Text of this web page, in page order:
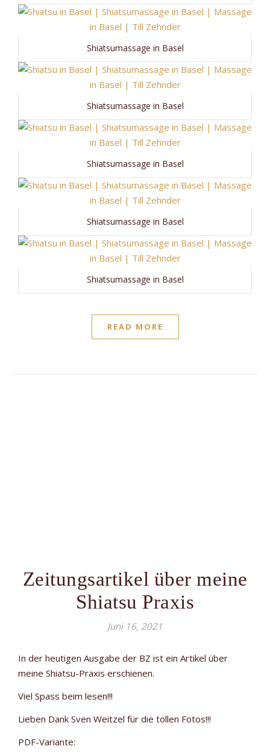
Shiatsumassage in Basel
Shiatsumassage in Basel
Shiatsumassage in Basel
Shiatsumassage in Basel
Shiatsumassage in Basel
READ MORE
Zeitungsartikel über meine
Shiatsu Praxis
Juni 16, 2021
In der heutigen Ausgabe der BZ ist ein Artikel über
meine Shiatsu-Praxis erschienen.
Viel Spass beim lesen!!!
Lieben Dank Sven Weitzel für die tollen Fotos!!!
PDF-Variante: